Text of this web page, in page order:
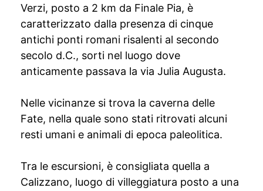
Verzi, posto a 2 km da Finale Pia, è
caratterizzato dalla presenza di cinque
antichi ponti romani risalenti al secondo
secolo d.C., sorti nel luogo dove
anticamente passava la via Julia Augusta.
Nelle vicinanze si trova la caverna delle
Fate, nella quale sono stati ritrovati alcuni
resti umani e animali di epoca paleolitica.
Tra le escursioni, è consigliata quella a
Calizzano, luogo di villeggiatura posto a una